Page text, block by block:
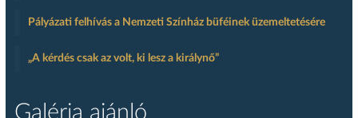
Pályázati felhívás a Nemzeti Színház büféinek üzemeltetésére
„A kérdés csak az volt, ki lesz a királynő”
Galéria ajánló